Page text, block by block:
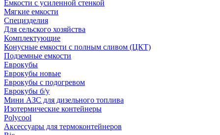
Емкости с усиленной стенкой
Мягкие емкости
Специзделия
Для сельского хозяйства
Комплектующие
Конусные емкости с полным сливом (ЦКТ)
Подземные емкости
Еврокубы
Еврокубы новые
Еврокубы с подогревом
Еврокубы б/у
Мини АЗС для дизельного топлива
Изотермические контейнеры
Polycool
Аксессуары для термоконтейнеров